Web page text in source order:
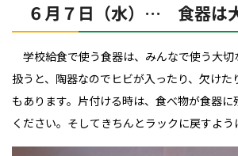
６月７日（水）… 食器は
学校給食で使う食器は、みんなで使う大切
扱うと、陶器なのでヒビが入ったり、欠けた
もあります。 片付ける時は、食べ物が食器に
ください。そしてきちんとラックに戻すよう